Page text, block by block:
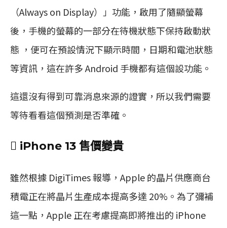
（Always on Display）」功能，啟用了隨顯螢幕
後，手機的螢幕的一部分在待機狀態下保持啟動狀
態 ，便可在預設情況下顯示時間，日期和電池狀態
等資訊，這在許多 Android 手機都有這個設功能。
這還沒有得到可靠消息來源的證實，所以我們需要
等待看看這個預測是否準確。
 iPhone 13 售價變貴
雖然根據 DigiTimes 報導，Apple 的晶片供應商台
積電正在將晶片生產成本提高多達 20%。為了彌補
這一點，Apple 正在考慮提高即將推出的 iPhone